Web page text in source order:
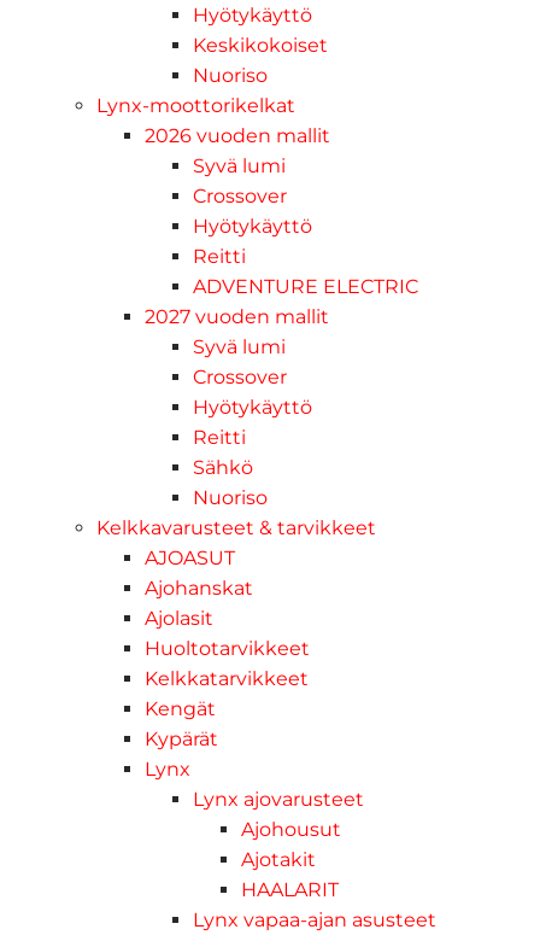
Hyötykäyttö
Keskikokoiset
Nuoriso
Lynx-moottorikelkat
2026 vuoden mallit
Syvä lumi
Crossover
Hyötykäyttö
Reitti
ADVENTURE ELECTRIC
2027 vuoden mallit
Syvä lumi
Crossover
Hyötykäyttö
Reitti
Sähkö
Nuoriso
Kelkkavarusteet & tarvikkeet
AJOASUT
Ajohanskat
Ajolasit
Huoltotarvikkeet
Kelkkatarvikkeet
Kengät
Kypärät
Lynx
Lynx ajovarusteet
Ajohousut
Ajotakit
HAALARIT
Lynx vapaa-ajan asusteet